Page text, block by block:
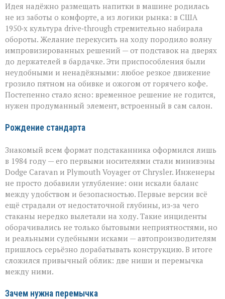
Идея надёжно размещать напитки в машине родилась
не из заботы о комфорте, а из логики рынка: в США
1950‑х культура drive‑through стремительно набирала
обороты. Желание перекусить на ходу породило волну
импровизированных решений — от подставок на дверях
до держателей в бардачке. Эти приспособления были
неудобными и ненадёжными: любое резкое движение
грозило пятном на обивке и ожогом от горячего кофе.
Постепенно стало ясно: временное решение не годится,
нужен продуманный элемент, встроенный в сам салон.
Рождение стандарта
Знакомый всем формат подстаканника оформился лишь
в 1984 году — его первыми носителями стали минивэны
Dodge Caravan и Plymouth Voyager от Chrysler. Инженеры
не просто добавили углубление: они искали баланс
между удобством и безопасностью. Первые версии всё
ещё страдали от недостаточной глубины, из‑за чего
стаканы нередко вылетали на ходу. Такие инциденты
оборачивались не только бытовыми неприятностями, но
и реальными судебными исками — автопроизводителям
пришлось серьёзно дорабатывать конструкцию. В итоге
сложился привычный облик: две ниши и перемычка
между ними.
Зачем нужна перемычка